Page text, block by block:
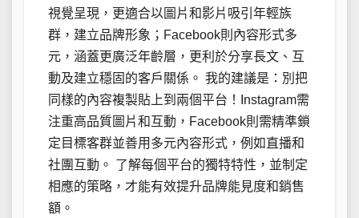
視覺呈現，更適合以圖片和影片吸引年輕族
群，建立品牌形象；Facebook則內容形式多
元，涵蓋更廣泛年齡層，更利於分享長文、互
動及建立穩固的客戶關係。 我的建議是：別把
同樣的內容複製貼上到兩個平台！Instagram需
注重高品質圖片和互動，Facebook則需精準鎖
定目標客群並善用多元內容形式，例如直播和
社團互動。 了解每個平台的獨特特性，並制定
相應的策略，才能有效提升品牌能見度和銷售
額。